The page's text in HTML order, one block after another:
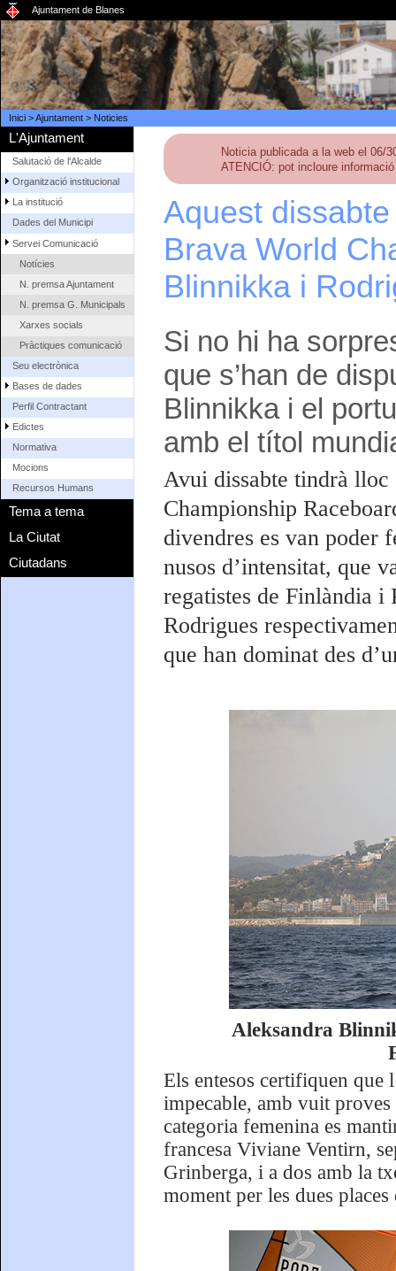
Ajuntament de Blanes
Inici>Ajuntament> Noticies
L'Ajuntament
Salutació de l'Alcalde
Organització institucional
La institució
Dades del Municipi
Servei Comunicació
Notícies
N. premsa Ajuntament
N. premsa G. Municipals
Xarxes socials
Pràctiques comunicació
Seu electrònica
Bases de dades
Perfil Contractant
Edictes
Normativa
Mocions
Recursos Humans
Tema a tema
La Ciutat
Ciutadans
Noticia publicada a la web el 06/
ATENCIÓ: pot incloure
Aquest
Brava World
Blinnikka i
Si no hi ha
que s’han de
Blinnikka i el
amb el títol
Avui dissabte tindrà
Championship
divendres es van poder
nusos d’intensitat, que
regatistes de Finlàndia
Rodrigues
que han dominat des
Aleksandra
Els entesos certifiquen que
impecable, amb vuit proves
categoria femenina es
francesa Viviane Ventirn,
Grinberga, i a dos amb la
moment per les dues